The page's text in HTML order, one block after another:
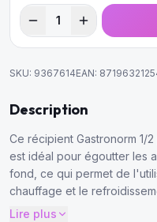
1
SKU: 9367614EAN:
Description
Ce récipient Gastronorm
est idéal pour égoutter les
fond, ce qui permet de
chauffage et le
récipients GN fermés et
Lire plus